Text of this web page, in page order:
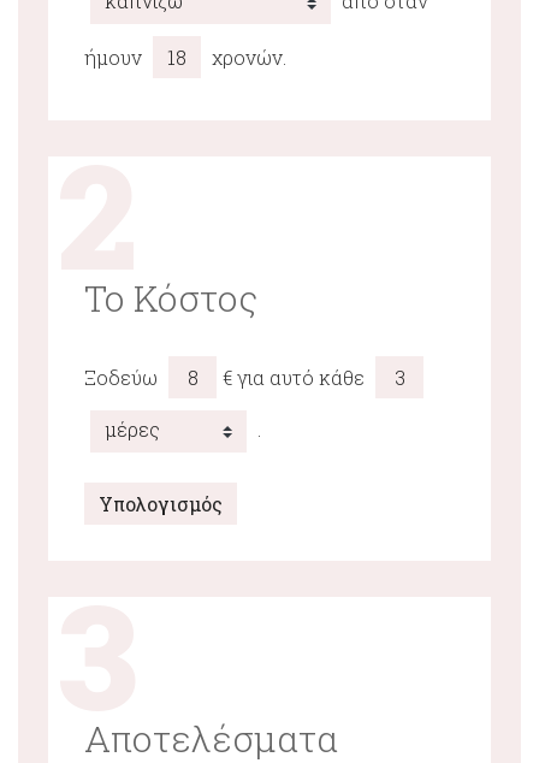
ήμουν χρονών.
Το Κόστος
Ξοδεύω € για αυτό κάθε
Υπολογισμός
Αποτελέσματα